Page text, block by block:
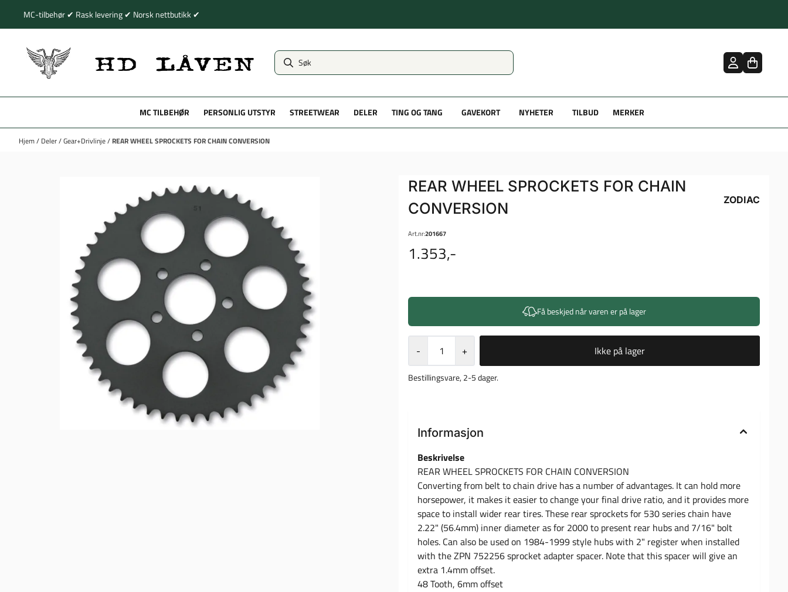
Hopp til innhold
MC-tilbehør ✔ Rask levering ✔ Norsk nettbutikk ✔
MC TILBEHØR PERSONLIG UTSTYR STREETWEAR DELER TING OG TANG GAVEKORT NYHETER TILBUD MERKER
Hjem/ Deler/Gear+Drivlinje/ REAR WHEEL SPROCKETS FOR CHAIN CONVERSION
REAR WHEEL SPROCKETS FOR CHAIN
CONVERSION
ZODIAC
Art.nr:201667
1.353,-
Få beskjed når varen er på lager
- + Ikke på lager
Bestillingsvare, 2-5 dager.
Informasjon
Beskrivelse
REAR WHEEL SPROCKETS FOR CHAIN CONVERSION
Converting from belt to chain drive has a number of advantages. It can hold more
horsepower, it makes it easier to change your final drive ratio, and it provides more
space to install wider rear tires. These rear sprockets for 530 series chain have
2.22" (56.4mm) inner diameter as for 2000 to present rear hubs and 7/16" bolt
holes. Can also be used on 1984-1999 style hubs with 2" register when installed
with the ZPN 752256 sprocket adapter spacer. Note that this spacer will give an
extra 1.4mm offset.
48 Tooth, 6mm offset